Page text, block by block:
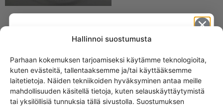
Hallinnoi suostumusta
Parhaan kokemuksen tarjoamiseksi käytämme teknologioita,
kuten evästeitä, tallentaaksemme ja/tai käyttääksemme
laitetietoja. Näiden tekniikoiden hyväksyminen antaa meille
mahdollisuuden käsitellä tietoja, kuten selauskäyttäytymistä
tai yksilöllisiä tunnuksia tällä sivustolla. Suostumuksen
juomalasi 20 cl kirkas
16,00€
Get -5%
off?